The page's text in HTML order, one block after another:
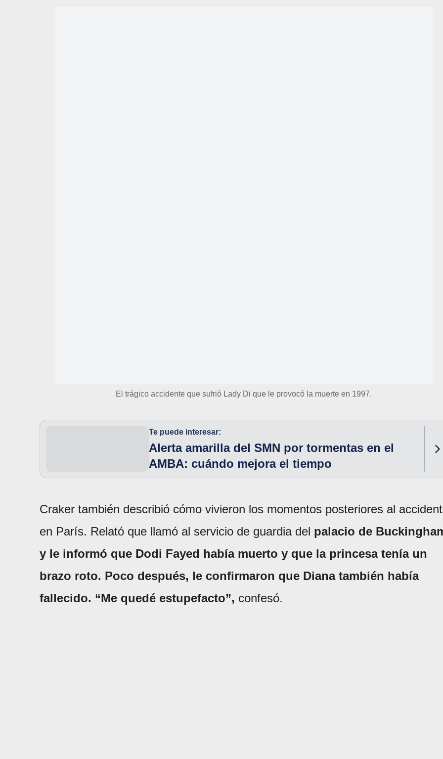
El trágico accidente que sufrió Lady Di que le provocó la muerte en 1997.
Te puede interesar:
Alerta amarilla del SMN por tormentas en el
AMBA: cuándo mejora el tiempo
Craker también describió cómo vivieron los momentos posteriores al
en París. Relató que llamó al servicio de guardia del palacio de
y le informó que Dodi Fayed había muerto y que la princesa tenía un
brazo roto. Poco después, le confirmaron que Diana también había
fallecido. “Me quedé estupefacto”, confesó.